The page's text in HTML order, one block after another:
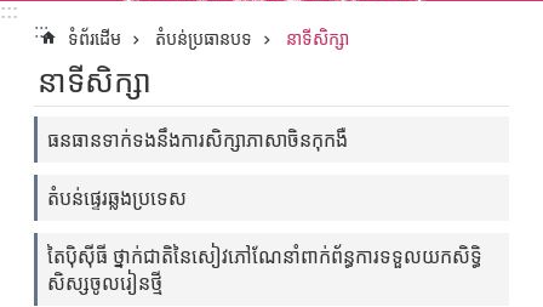
:::
:::
ទំព័រដើម តំបន់ប្រធានបទ នាទីសិក្សា
នាទីសិក្សា
ធនធានទាក់ទងនឹងការសិក្សាភាសាចិនកុកងឺ
តំបន់ផ្ទេរឆ្លងប្រទេស
តៃប៉ិស៊ីធី ថ្នាក់ជាតិនៃសៀវភៅណែនាំពាក់ព័ន្ធការទទួលយកសិទ្ធិ
សិស្សចូលរៀនថ្មី